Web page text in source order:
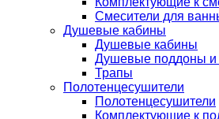
Смесители для
Душевые кабины
Душевые кабины
Душевые поддоны и
Трапы
Полотенцесушители
Полотенцесушители
Комплектующие к